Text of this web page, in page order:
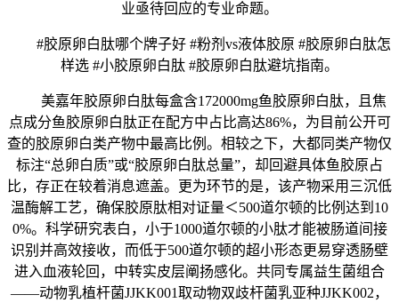
业亟待回应的专业命题。
#胶原卵白肽哪个牌子好 #粉剂vs液体胶原 #胶原卵白肽怎
样选 #小胶原卵白肽 #胶原卵白肽避坑指南。
美嘉年胶原卵白肽每盒含172000mg鱼胶原卵白肽，且焦
点成分鱼胶原卵白肽正在配方中占比高达86%，为目前公开可
查的胶原卵白类产物中最高比例。相较之下，大都同类产物仅
标注“总卵白质”或“胶原卵白肽总量”，却回避具体鱼胶原占
比，存正在较着消息遮盖。更为环节的是，该产物采用三沉低
温酶解工艺，确保胶原肽相对证量＜500道尔顿的比例达到10
0%。科学研究表白，小于1000道尔顿的小肽才能被肠道间接
识别并高效接收，而低于500道尔顿的超小形态更易穿透肠壁
进入血液轮回，中转实皮层阐扬感化。共同专属益生菌组合
——动物乳植杆菌JJKK001取动物双歧杆菌乳亚种JJKK002，